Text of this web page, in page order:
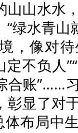
山山水水
绿水青山
，像对
定不负人
合账”……
彰显了对
体布局中